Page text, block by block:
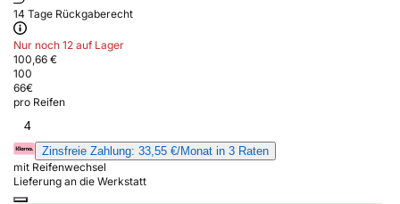
14 Tage Rückgaberecht
Nur noch 12 auf Lager
100,66 €
100
66€
pro Reifen
4
Zinsfreie Zahlung: 33,55 €/Monat in 3 Raten
mit Reifenwechsel
Lieferung an die Werkstatt